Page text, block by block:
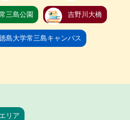
三島公園 吉野川大橋
島大学常三島キャンパス
リア